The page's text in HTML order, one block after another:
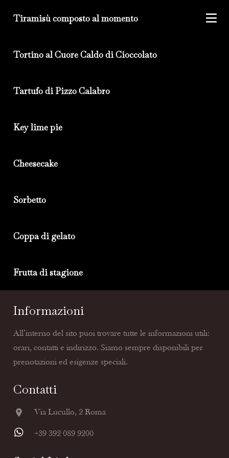
Tiramisù composto al momento
Tortino al Cuore Caldo di Cioccolato
Tartufo di Pizzo Calabro
Key lime pie
Cheesecake
Sorbetto
Coppa di gelato
Frutta di stagione
Informazioni
All’interno del sito puoi trovare tutte le informazioni utili:
orari, contatti e indirizzo. Siamo sempre disponibili per
prenotazioni ed esigenze speciali.
Contatti
location_on Via Lucullo, 2 Roma
+39 392 089 9200